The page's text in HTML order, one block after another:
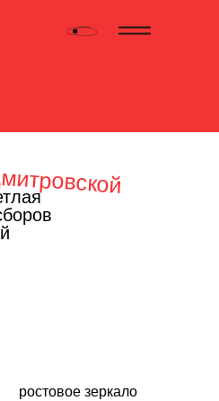
ростовое зеркало